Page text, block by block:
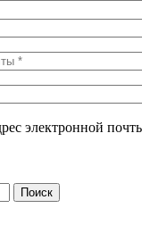
электронной